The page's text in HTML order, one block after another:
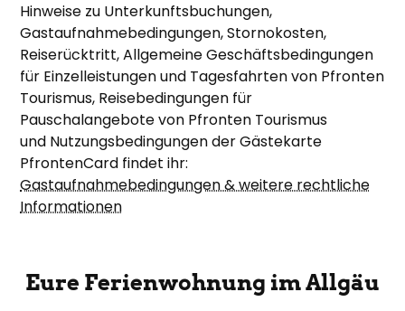
Hinweise zu Unterkunftsbuchungen,
Gastaufnahmebedingungen, Stornokosten,
Reiserücktritt, Allgemeine Geschäftsbedingungen
für Einzelleistungen und Tagesfahrten von Pfronten
Tourismus, Reisebedingungen für
Pauschalangebote von Pfronten Tourismus
und Nutzungsbedingungen der Gästekarte
PfrontenCard findet ihr:
Gastaufnahmebedingungen & weitere rechtliche
Informationen
Eure Ferienwohnung im Allgäu